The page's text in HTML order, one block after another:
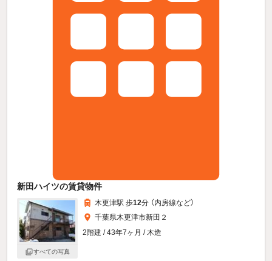
新田ハイツの賃貸物件
すべての写真
木更津駅 歩12分 （内房線など）
千葉県木更津市新田２
2階建 / 43年7ヶ月 / 木造